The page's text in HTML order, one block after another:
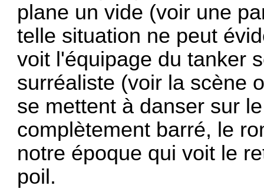
plane un vide (voir une
telle situation ne peut
voit l'équipage du tanker
surréaliste (voir la scène
se mettent à danser sur
complètement barré, le
notre époque qui voit le
poil.